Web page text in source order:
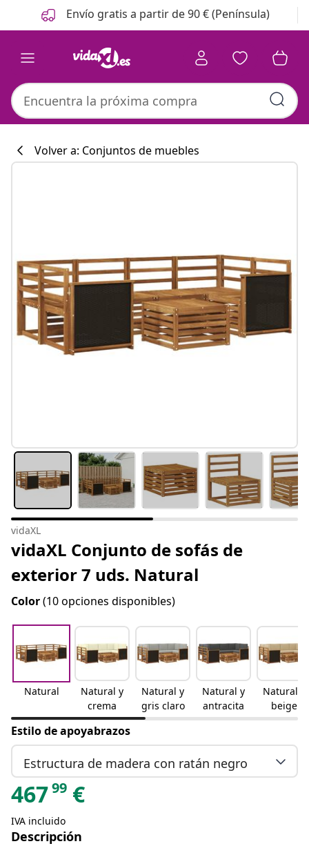
Anterior
Siguiente Envío gratis a partir de 90 € (Península)
#sharemevidaxl
Volver a: Conjuntos de muebles
vidaXL
vidaXL Conjunto de sofás de
exterior 7 uds. Natural
Color(10 opciones disponibles)
Natural
Natural y
crema
Natural y
gris claro
Natural y
antracita
Natural y
beige
Estilo de apoyabrazos
Estructura de madera con ratán negro
46799 €
IVA incluido
Descripción